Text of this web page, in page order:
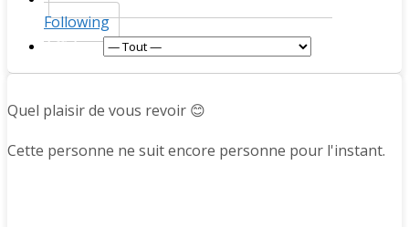
Following
Afficher :
Quel plaisir de vous revoir 😊
Cette personne ne suit encore personne pour l'instant.